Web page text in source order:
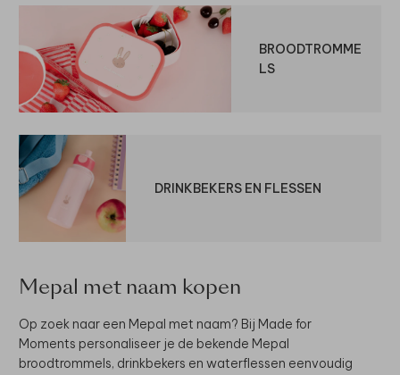
BROODTROMME
LS
DRINKBEKERS EN FLESSEN
Mepal met naam kopen
Op zoek naar een Mepal met naam? Bij Made for
Moments personaliseer je de bekende Mepal
broodtrommels, drinkbekers en waterflessen eenvoudig